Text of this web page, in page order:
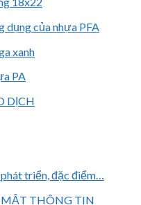
dụng của nhựa PFA
PA
phát triển, đặc điểm…